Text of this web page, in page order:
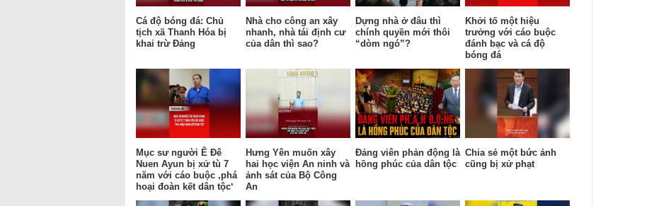
Cá độ bóng đá: Chủ
tịch xã Thanh Hóa bị
khai trừ Đảng
Nhà cho công an xây
nhanh, nhà tái định cư
của dân thì sao?
Dựng nhà ở đâu thì
chính quyền mới thôi
“dòm ngó”?
Khởi tố một hiệu
trưởng với cáo buộc
đánh bạc và cá độ
bóng đá
Mục sư người Ê Đê
Nuen Ayun bị xử tù 7
năm với cáo buộc ‚phá
hoại đoàn kết dân tộc‘
Hưng Yên muốn xây
hai học viện An ninh và
ảnh sát của Bộ Công
An
Đảng viên phản động là
hồng phúc của dân tộc
Chia sẻ một bức ảnh
cũng bị xử phạt